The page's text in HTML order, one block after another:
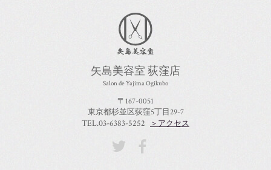
矢島美容室 荻窪店
Salon de Yajima Ogikubo
〒167-0051
東京都杉並区荻窪5丁目29-7
TEL.03-6383-5252 ＞アクセス